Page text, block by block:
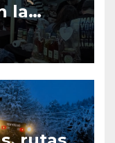
la
Tienda